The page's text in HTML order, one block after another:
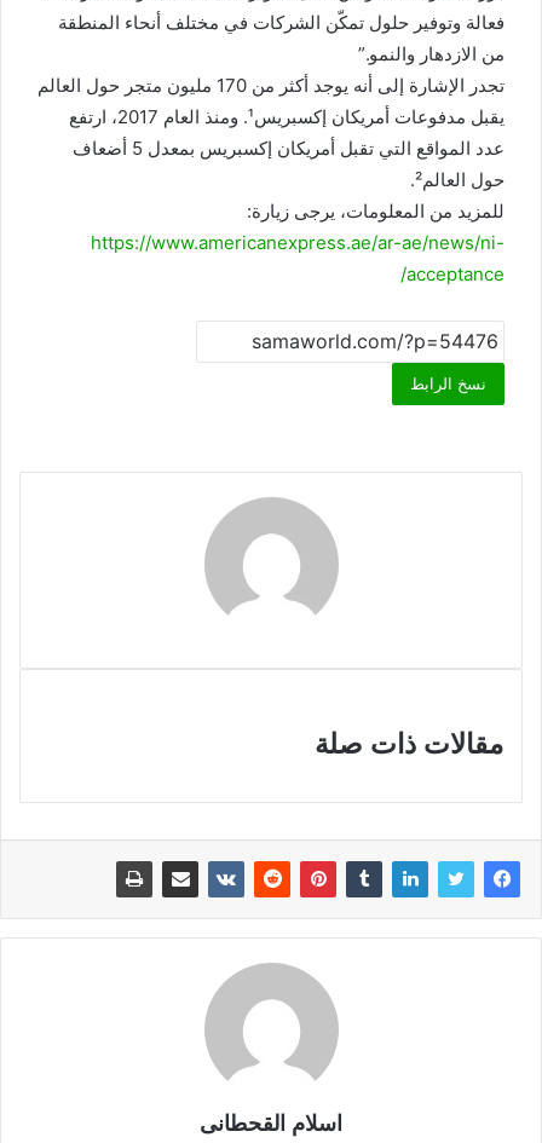
فعالة وتوفير حلول تمكّن الشركات في مختلف أنحاء المنطقة
من الازدهار والنمو.”
تجدر الإشارة إلى أنه يوجد أكثر من 170 مليون متجر حول العالم
يقبل مدفوعات أمريكان إكسبريس¹. ومنذ العام 2017، ارتفع
عدد المواقع التي تقبل أمريكان إكسبريس بمعدل 5 أضعاف
حول العالم².
للمزيد من المعلومات، يرجى زيارة:
https://www.americanexpress.ae/ar-ae/news/ni-
acceptance/
نسخ الرابط
مقالات ذات صلة
اسلام القحطانى